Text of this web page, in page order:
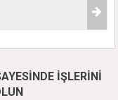
İŞLERİNİ